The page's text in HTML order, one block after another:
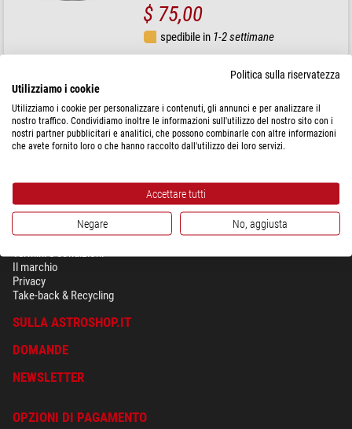
$ 75,00
spedibile in 1-2 settimane
SICUREZZA & PRIVACY
Termini e condizioni
Il marchio
Privacy
Take-back & Recycling
SULLA ASTROSHOP.IT
DOMANDE
NEWSLETTER
OPZIONI DI PAGAMENTO
Politica sulla riservatezza
Utilizziamo i cookie
Utilizziamo i cookie per personalizzare i contenuti, gli annunci e per analizzare il
nostro traffico. Condividiamo inoltre le informazioni sull'utilizzo del nostro sito con i
nostri partner pubblicitari e analitici, che possono combinarle con altre informazioni
che avete fornito loro o che hanno raccolto dall'utilizzo dei loro servizi.
Accettare tutti
Negare No, aggiusta